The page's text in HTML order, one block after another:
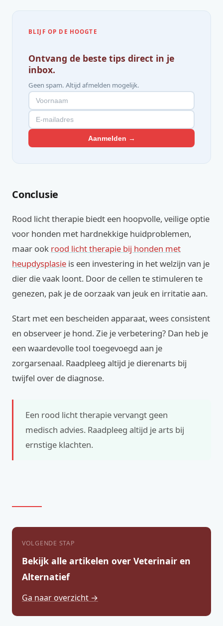
BLIJF OP DE HOOGTE
Ontvang de beste tips direct in je
inbox.
Geen spam. Altijd afmelden mogelijk.
Aanmelden →
Conclusie
Rood licht therapie biedt een hoopvolle, veilige optie
voor honden met hardnekkige huidproblemen,
maar ook rood licht therapie bij honden met
heupdysplasie is een investering in het welzijn van je
dier die vaak loont. Door de cellen te stimuleren te
genezen, pak je de oorzaak van jeuk en irritatie aan.
Start met een bescheiden apparaat, wees consistent
en observeer je hond. Zie je verbetering? Dan heb je
een waardevolle tool toegevoegd aan je
zorgarsenaal. Raadpleeg altijd je dierenarts bij
twijfel over de diagnose.
Een rood licht therapie vervangt geen
medisch advies. Raadpleeg altijd je arts bij
ernstige klachten.
VOLGENDE STAP
Bekijk alle artikelen over Veterinair en
Alternatief
Ga naar overzicht →